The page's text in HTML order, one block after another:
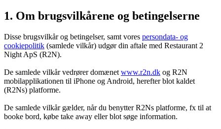
1. Om brugsvilkårene og betingelserne
Disse brugsvilkår og betingelser, samt vores persondata- og
cookiepolitik (samlede vilkår) udgør din aftale med Restaurant 2
Night ApS (R2N).
De samlede vilkår vedrører domænet www.r2n.dk og R2N
mobilapplikationen til iPhone og Android, herefter blot kaldet
(R2Ns) platforme.
De samlede vilkår gælder, når du benytter R2Ns platforme, fx til at
booke bord, købe take away eller blot søge information.